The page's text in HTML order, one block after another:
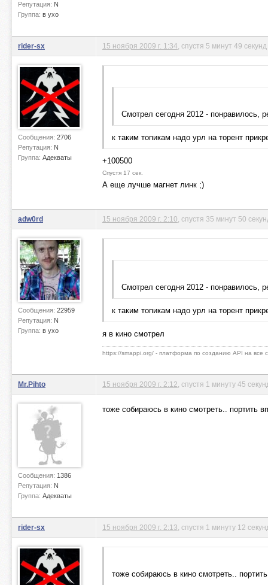
Репутация: N
Группа: в ухо
rider-sx
Сообщения: 2706
Репутация: N
Группа: Адекваты
15 ноября 2009 г. 1:34 , спустя 5 минут 49 секунд
Смотрел сегодня 2012 - понравилось,
к таким топикам надо урл на торент
+100500
Спустя 17 сек.
А еще лучше магнет линк ;)
adw0rd
Сообщения: 22959
Репутация: N
Группа: в ухо
15 ноября 2009 г. 2:10 , спустя 35 минут 50
Смотрел сегодня 2012 - понравилось,
к таким топикам надо урл на торент
я в кино смотрел
https://smappi.org/ - платформа по созданию API на все
Mr.Pihto
Сообщения: 1386
Репутация: N
Группа: Адекваты
15 ноября 2009 г. 2:12 , спустя 1 минуту 45
тоже собираюсь в кино смотреть.. портить
rider-sx 15 ноября 2009 г. 2:13 , спустя 1 минуту 12
тоже собираюсь в кино смотреть..